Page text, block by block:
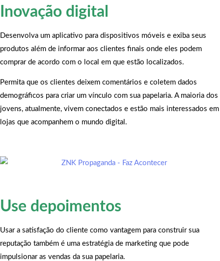
Inovação digital
Desenvolva um aplicativo para dispositivos móveis e exiba seus
produtos além de informar aos clientes finais onde eles podem
comprar de acordo com o local em que estão localizados.
Permita que os clientes deixem comentários e coletem dados
demográficos para criar um vínculo com sua papelaria. A maioria dos
jovens, atualmente, vivem conectados e estão mais interessados em
lojas que acompanhem o mundo digital.
Use depoimentos
Usar a satisfação do cliente como vantagem para construir sua
reputação também é uma estratégia de marketing que pode
impulsionar as vendas da sua papelaria.